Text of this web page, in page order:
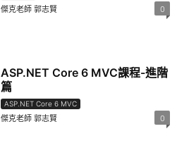
傑克老師 郭志賢 0
ASP.NET Core 6 MVC課程-進階
篇
ASP.NET Core 6 MVC
傑克老師 郭志賢 0